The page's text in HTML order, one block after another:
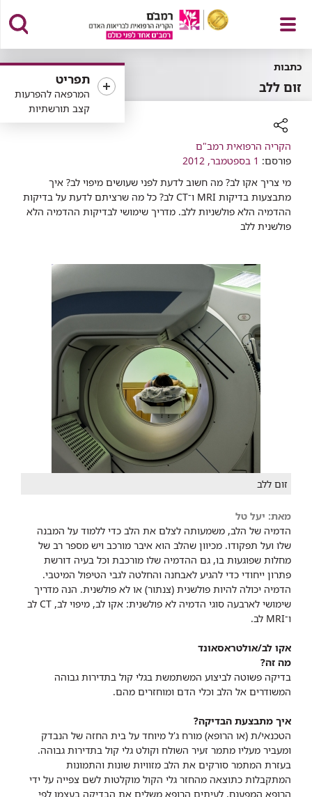
פתח
תפריט
תפריט
המרפאה להפרעות
קצב תורשתיות
כתבות
זום ללב
רכיב
שיתוף
הקריה הרפואית רמב"ם
פורסם: 1 בספטמבר, 2012
מי צריך אקו לב? מה חשוב לדעת לפני שעושים מיפוי לב? איך
מתבצעות בדיקות MRI ו־CT לב? כל מה שרציתם לדעת על בדיקות
ההדמיה הלא פולשניות ללב. מדריך שימושי לבדיקות ההדמיה הלא
פולשנית ללב​
זום ללב
מאת: יעל טל
הדמיה של הלב, משמעותה לצלם את הלב כדי ללמוד על המבנה
שלו ועל תפקודו. מכיוון שהלב הוא איבר מורכב ויש מספר רב של
מחלות שפוגעות בו, גם ההדמיה שלו מורכבת וכל בעיה דורשת
פתרון ייחודי כדי להגיע לאבחנה והחלטה לגבי הטיפול המיטבי.
הדמיה יכולה להיות פולשנית (צנתור) או לא פולשנית. הנה מדריך
שימושי לארבעה סוגי הדמיה לא פולשנית: אקו לב, מיפוי לב, CT לב
ו־MRI לב.
אקו לב/אולטראסאונד
מה זה?
בדיקה פשוטה לביצוע המשתמשת בגלי קול בתדירות גבוהה
המשודרים אל הלב וכלי הדם ומוחזרים מהם.
איך מתבצעת הבדיקה?
הטכנאי/ת (או הרופא) מורח ג'ל מיוחד על בית החזה של הנבדק
ומעביר מעליו מתמר זעיר השולח וקולט גלי קול בתדירות גבוהה.
בעזרת המתמר סורקים את הלב מזוויות שונות והתמונות
המתקבלות כתוצאה מהחזר גלי הקול מוקלטות לשם צפייה על ידי
הרופא המפענח. לעיתים הרופא משלים את הבדיקה בעצמו לפי